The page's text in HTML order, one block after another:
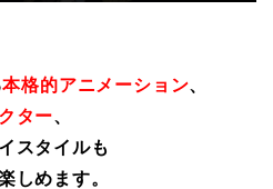
本格的アニメーション、
ター、
スタイルも
しめます。